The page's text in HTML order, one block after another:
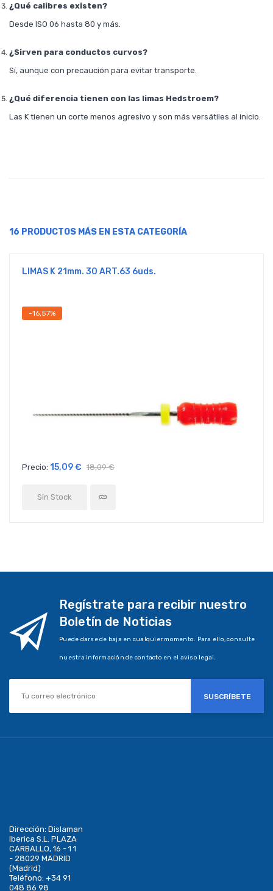
¿Qué calibres existen?
Desde ISO 06 hasta 80 y más.
¿Sirven para conductos curvos?
Sí, aunque con precaución para evitar transporte.
¿Qué diferencia tienen con las limas Hedstroem?
Las K tienen un corte menos agresivo y son más versátiles al inicio.
16 PRODUCTOS MÁS EN ESTA CATEGORÍA
LIMAS K 21mm. 30 ART.63 6uds.
-16,57%
Precio: 15,09 € 18,09 €
Sin Stock
Regístrate para recibir nuestro
Boletín de Noticias
Puede darse de baja en cualquier momento. Para ello, consulte
nuestra información de contacto en el aviso legal.
SUSCRÍBETE
Dirección: Dislaman
Iberica S.L. PLAZA
CARBALLO, 16 - 1 1
- 28029 MADRID
(Madrid)
Teléfono: +34 91
048 86 98